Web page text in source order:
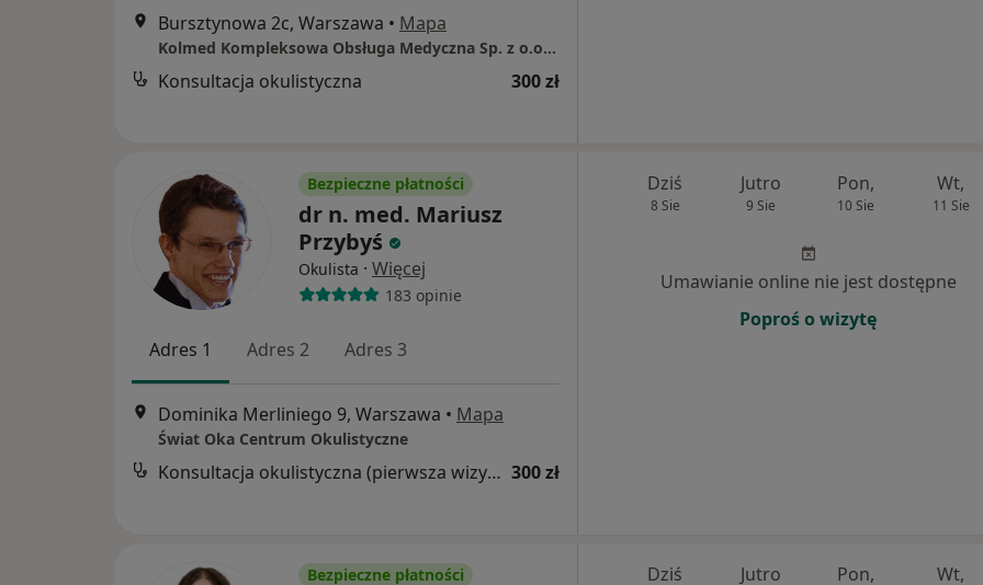
Bursztynowa 2c, Warszawa • Mapa
Kolmed Kompleksowa Obsługa Medyczna Sp. z o.o. Sp. k.
Konsultacja okulistyczna 300 zł
Bezpieczne płatności
dr n. med. Mariusz
Przybyś
Okulista · Więcej
183 opinie
Adres 1 Adres 2 Adres 3
Dominika Merliniego 9, Warszawa • Mapa
Świat Oka Centrum Okulistyczne
Konsultacja okulistyczna (pierwsza wizyta) 300 zł
Dziś
8 Sie
Jutro
9 Sie
Pon,
10 Sie
Wt,
11 Sie
Umawianie online nie jest dostępne
Poproś o wizytę
Bezpieczne płatności Dziś Jutro Pon, Wt,